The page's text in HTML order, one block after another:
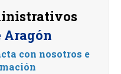
Aragón
con nosotros e